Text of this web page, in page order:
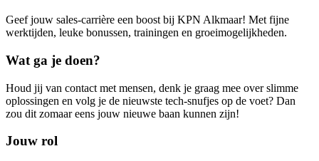
Geef jouw sales-carrière een boost bij KPN Alkmaar! Met fijne
werktijden, leuke bonussen, trainingen en groeimogelijkheden.
Wat ga je doen?
Houd jij van contact met mensen, denk je graag mee over slimme
oplossingen en volg je de nieuwste tech-snufjes op de voet? Dan
zou dit zomaar eens jouw nieuwe baan kunnen zijn!
Jouw rol